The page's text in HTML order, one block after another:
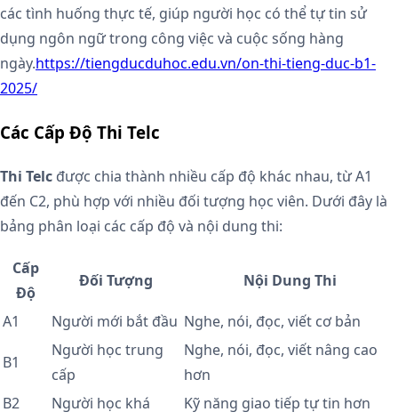
các tình huống thực tế, giúp người học có thể tự tin sử
dụng ngôn ngữ trong công việc và cuộc sống hàng
ngày.https://tiengducduhoc.edu.vn/on-thi-tieng-duc-b1-
2025/
Các Cấp Độ Thi Telc
Thi Telc được chia thành nhiều cấp độ khác nhau, từ A1
đến C2, phù hợp với nhiều đối tượng học viên. Dưới đây là
bảng phân loại các cấp độ và nội dung thi:
Cấp
Độ
Đối Tượng Nội Dung Thi
A1 Người mới bắt đầu Nghe, nói, đọc, viết cơ bản
B1
Người học trung
cấp
Nghe, nói, đọc, viết nâng cao
hơn
B2
Người học khá Kỹ năng giao tiếp tự tin hơn